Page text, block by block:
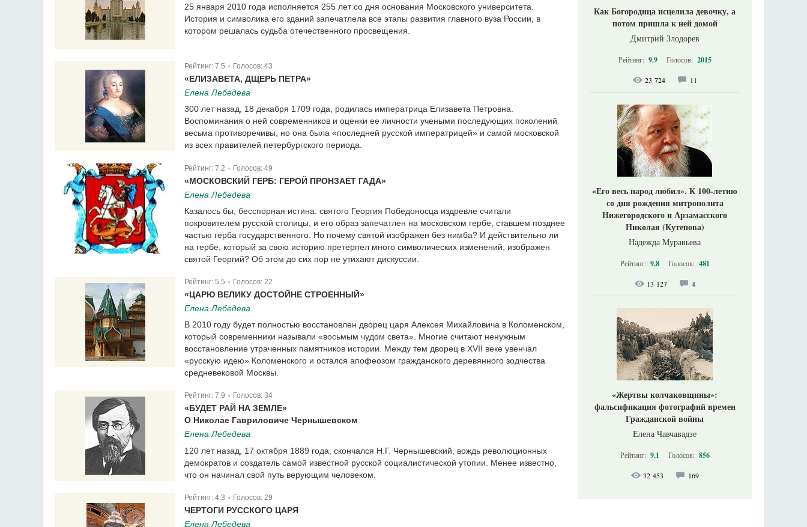
25 января 2010 года исполняется 255 лет со дня основания Московского университета.
История и символика его зданий запечатлела все этапы развития главного вуза России, в
котором решалась судьба отечественного просвещения.
Рейтинг: 7.5 Голосов: 43
«ЕЛИЗАВЕТА, ДЩЕРЬ ПЕТРА»
Елена Лебедева
300 лет назад, 18 декабря 1709 года, родилась императрица Елизавета Петровна.
Воспоминания о ней современников и оценки ее личности учеными последующих поколений
весьма противоречивы, но она была «последней русской императрицей» и самой московской
из всех правителей петербургского периода.
Рейтинг: 7.2 Голосов: 49
«МОСКОВСКИЙ ГЕРБ: ГЕРОЙ ПРОНЗАЕТ ГАДА»
Елена Лебедева
Казалось бы, бесспорная истина: святого Георгия Победоносца издревле считали
покровителем русской столицы, и его образ запечатлен на московском гербе, ставшем позднее
частью герба государственного. Но почему святой изображен без нимба? И действительно ли
на гербе, который за свою историю претерпел много символических изменений, изображен
святой Георгий? Об этом до сих пор не утихают дискуссии.
Рейтинг: 5.5 Голосов: 22
«ЦАРЮ ВЕЛИКУ ДОСТОЙНЕ СТРОЕННЫЙ»
Елена Лебедева
В 2010 году будет полностью восстановлен дворец царя Алексея Михайловича в Коломенском,
который современники называли «восьмым чудом света». Многие считают ненужным
восстановление утраченных памятников истории. Между тем дворец в XVII веке увенчал
«русскую идею» Коломенского и остался апофеозом гражданского деревянного зодчества
средневековой Москвы.
Рейтинг: 7.9 Голосов: 34
«БУДЕТ РАЙ НА ЗЕМЛЕ»
О Николае Гавриловиче Чернышевском
Елена Лебедева
120 лет назад, 17 октября 1889 года, скончался Н.Г. Чернышевский, вождь революционных
демократов и создатель самой известной русской социалистической утопии. Менее известно,
что он начинал свой путь верующим человеком.
Рейтинг: 4.3 Голосов: 29
ЧЕРТОГИ РУССКОГО ЦАРЯ
Елена Лебедева
Как Богородица исцелила девочку, а
потом пришла к ней домой
Дмитрий Злодорев
Рейтинг: 9.9 Голосов: 2015
23 724 11
«Его весь народ любил». К 100-летию
со дня рождения митрополита
Нижегородского и Арзамасского
Николая (Кутепова)
Надежда Муравьева
Рейтинг: 9.8 Голосов: 481
13 127 4
«Жертвы колчаковщины»:
фальсификация фотографий времен
Гражданской войны
Елена Чавчавадзе
Рейтинг: 9.1 Голосов: 856
32 453 169